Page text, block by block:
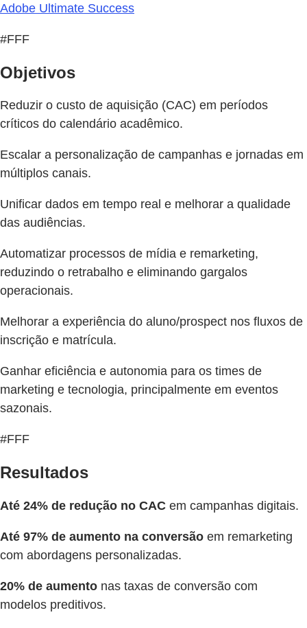
Adobe Ultimate Success
#FFF
Objetivos
Reduzir o custo de aquisição (CAC) em períodos
críticos do calendário acadêmico.
Escalar a personalização de campanhas e jornadas em
múltiplos canais.
Unificar dados em tempo real e melhorar a qualidade
das audiências.
Automatizar processos de mídia e remarketing,
reduzindo o retrabalho e eliminando gargalos
operacionais.
Melhorar a experiência do aluno/prospect nos fluxos de
inscrição e matrícula.
Ganhar eficiência e autonomia para os times de
marketing e tecnologia, principalmente em eventos
sazonais.
#FFF
Resultados
Até 24% de redução no CAC em campanhas digitais.
Até 97% de aumento na conversão em remarketing
com abordagens personalizadas.
20% de aumento nas taxas de conversão com
modelos preditivos.